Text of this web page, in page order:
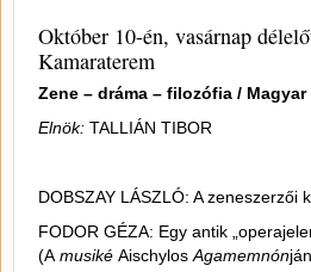
Október 10-én, vasárnap
Kamaraterem
Zene – dráma – filozófia /
Elnök: TALLIÁN TIBOR
DOBSZAY LÁSZLÓ: A zeneszerzői
FODOR GÉZA: Egy antik
(A musiké Aischylos Agamemnón